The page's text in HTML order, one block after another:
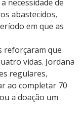
necessidade de
abastecidos,
em que as
reforçaram que
vidas. Jordana
regulares,
ao completar 70
a doação um